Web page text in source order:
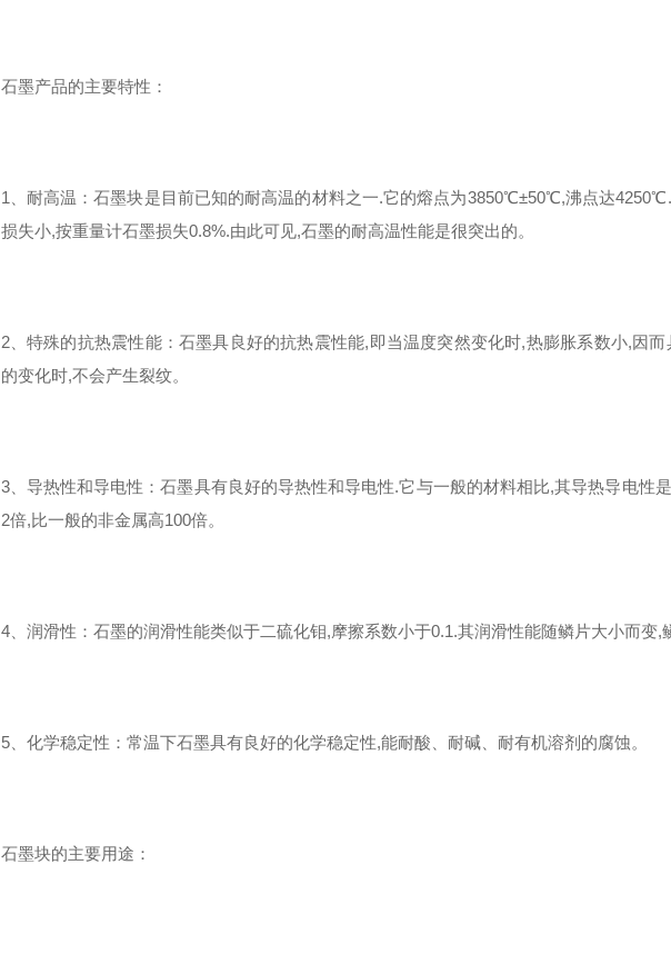
石墨产品的主要特性：
1、耐高温：石墨块是目前已知的耐高温的材料之一.它的熔点为3850℃±50℃,沸点达
损失小,按重量计石墨损失0.8%.由此可见,石墨的耐高温性能是很突出的。
2、特殊的抗热震性能：石墨具良好的抗热震性能,即当温度突然变化时,热膨胀系数小,因
的变化时,不会产生裂纹。
3、导热性和导电性：石墨具有良好的导热性和导电性.它与一般的材料相比,其导热导电性
2倍,比一般的非金属高100倍。
4、润滑性：石墨的润滑性能类似于二硫化钼,摩擦系数小于0.1.其润滑性能随鳞片大小而变,
5、化学稳定性：常温下石墨具有良好的化学稳定性,能耐酸、耐碱、耐有机溶剂的腐蚀。
石墨块的主要用途：